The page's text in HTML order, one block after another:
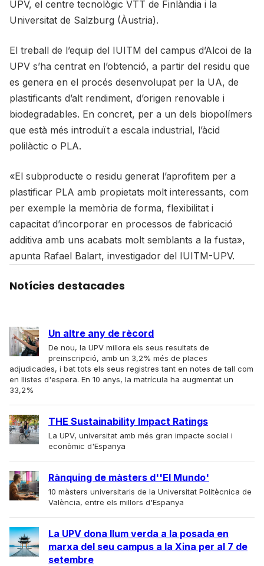
UPV, el centre tecnològic VTT de Finlàndia i la
Universitat de Salzburg (Àustria).
El treball de l’equip del IUITM del campus d’Alcoi de la
UPV s’ha centrat en l’obtenció, a partir del residu que
es genera en el procés desenvolupat per la UA, de
plastificants d’alt rendiment, d’origen renovable i
biodegradables. En concret, per a un dels biopolímers
que està més introduït a escala industrial, l’àcid
polilàctic o PLA.
«El subproducte o residu generat l’aprofitem per a
plastificar PLA amb propietats molt interessants, com
per exemple la memòria de forma, flexibilitat i
capacitat d’incorporar en processos de fabricació
additiva amb uns acabats molt semblants a la fusta»,
apunta Rafael Balart, investigador del IUITM-UPV.
Notícies destacades
Un altre any de rècord
De nou, la UPV millora els seus resultats de
preinscripció, amb un 3,2% més de places
adjudicades, i bat tots els seus registres tant en notes de tall com
en llistes d'espera. En 10 anys, la matrícula ha augmentat un
33,2%
THE Sustainability Impact Ratings
La UPV, universitat amb més gran impacte social i
econòmic d'Espanya
Rànquing de màsters d''El Mundo'
10 màsters universitaris de la Universitat Politècnica de
València, entre els millors d'Espanya
La UPV dona llum verda a la posada en
marxa del seu campus a la Xina per al 7 de
setembre